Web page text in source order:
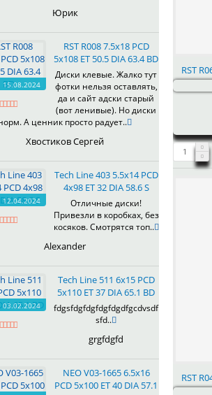
Юрик
15.08.2024
RST R008 7.5x18 PCD
5x108 ET 50.5 DIA 63.4 BD
Диски клевые. Жалко тут
фотки нельзя оставлять,
да и сайт адски старый
(вот ленивые). Но диски
А ценник просто радует..
Хвостиков Сергей
12.04.2024
Tech Line 403 5.5x14 PCD
4x98 ET 32 DIA 58.6 S
Отличные диски!
Привезли в коробках, без
косяков. Смотрятся топ..
Alexander
03.02.2024
Tech Line 511 6x15 PCD
5x110 ET 37 DIA 65.1 BD
fdgsfdgfdgfdgfdgdfgcdvsdf
sfd..
grgfdgfd
NEO V03-1665 6.5x16
PCD 5x100 ET 40 DIA 57.1
RST
RST